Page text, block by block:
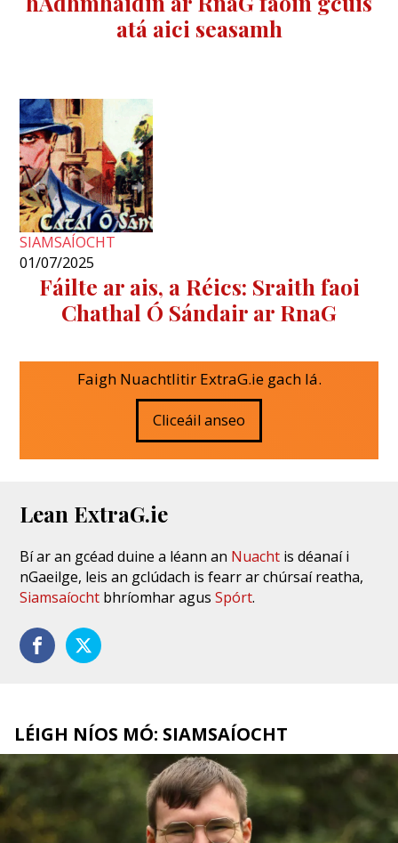
atá aici seasamh
SIAMSAÍOCHT
01/07/2025
Fáilte ar ais, a Réics: Sraith faoi
Chathal Ó Sándair ar RnaG
Faigh Nuachtlitir ExtraG.ie gach lá.
Cliceáil anseo
Lean ExtraG.ie
Bí ar an gcéad duine a léann an Nuacht is déanaí i
nGaeilge, leis an gclúdach is fearr ar chúrsaí reatha,
Siamsaíocht bhríomhar agusSpórt.
LÉIGH NÍOS MÓ: SIAMSAÍOCHT